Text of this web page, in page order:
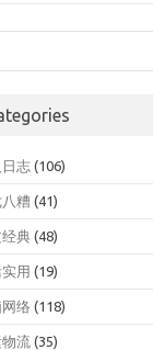
志 (106)
糟 (41)
典 (48)
用 (19)
络 (118)
流 (35)